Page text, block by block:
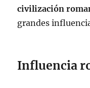
civilización
grandes
Influencia